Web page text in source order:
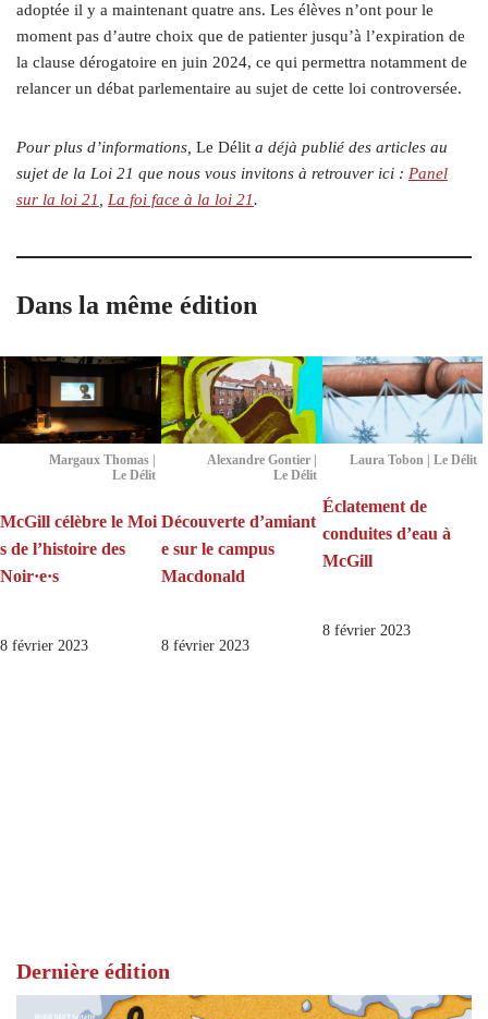
adoptée il y a maintenant quatre ans. Les élèves n’ont pour le
moment pas d’autre choix que de patienter jusqu’à l’expiration de
la clause dérogatoire en juin 2024, ce qui permettra notamment de
relancer un débat parlementaire au sujet de cette loi controversée.
Pour plus d’informations, Le Délit a déjà publié des articles au
sujet de la Loi 21 que nous vous invitons à retrouver ici : Panel
sur la loi 21
La foi face à la loi 21.
Dans la même édition
Margaux Thomas |
Le Délit
McGill célèbre le Moi
s de l’histoire des
Noir·e·s
8 février 2023
Alexandre Gontier |
Le Délit
Découverte d’amiant
e sur le campus
Macdonald
8 février 2023
Laura Tobon | Le Délit
Éclatement de
conduites d’eau à
McGill
8 février 2023
Dernière édition